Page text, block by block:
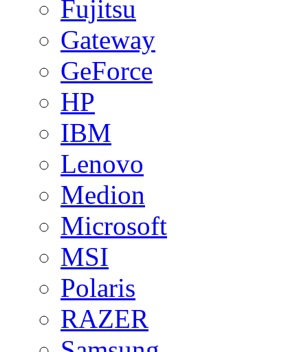
Fujitsu
Gateway
GeForce
HP
IBM
Lenovo
Medion
Microsoft
MSI
Polaris
RAZER